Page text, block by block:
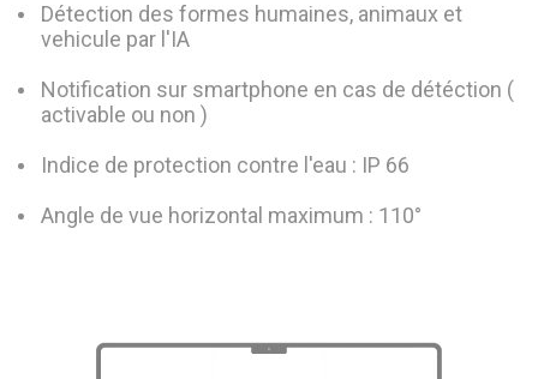
Détection des formes humaines, animaux et
vehicule par l'IA
Notification sur smartphone en cas de détéction (
activable ou non )
Indice de protection contre l'eau : IP 66
Angle de vue horizontal maximum : 110°